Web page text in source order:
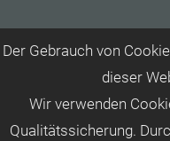
Der Gebrauch von
dieser
Wir verwenden
Qualitätssicherung.